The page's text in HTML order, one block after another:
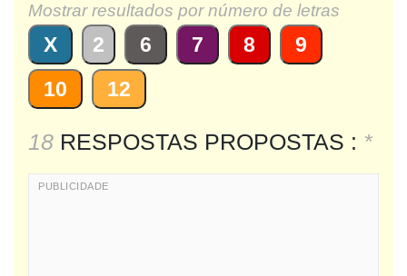
Mostrar resultados por número de letras
X 2 6 7 8
9
10
12
18 RESPOSTAS PROPOSTAS : *